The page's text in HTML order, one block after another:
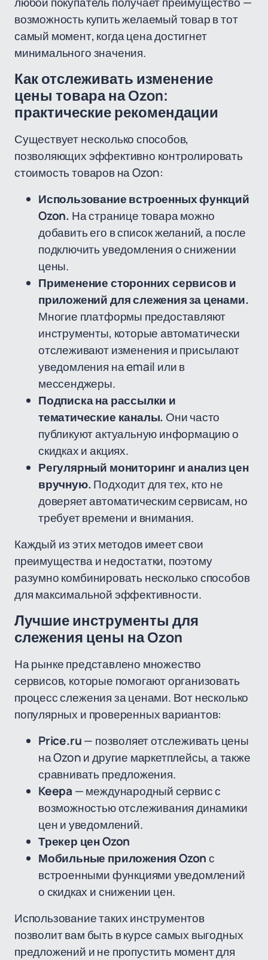
возможность купить желаемый товар в тот
самый момент, когда цена достигнет
минимального значения.
Как отслеживать изменение
цены товара на Ozon:
практические рекомендации
Существует несколько способов,
позволяющих эффективно контролировать
стоимость товаров на Ozon:
Использование встроенных функций
Ozon. На странице товара можно
добавить его в список желаний, а после
подключить уведомления о снижении
цены.
Применение сторонних сервисов и
приложений для слежения за ценами.
Многие платформы предоставляют
инструменты, которые автоматически
отслеживают изменения и присылают
уведомления на email или в
мессенджеры.
Подписка на рассылки и
тематические каналы. Они часто
публикуют актуальную информацию о
скидках и акциях.
Регулярный мониторинг и анализ цен
вручную. Подходит для тех, кто не
доверяет автоматическим сервисам, но
требует времени и внимания.
Каждый из этих методов имеет свои
преимущества и недостатки, поэтому
разумно комбинировать несколько способов
для максимальной эффективности.
Лучшие инструменты для
слежения цены на Ozon
На рынке представлено множество
сервисов, которые помогают организовать
процесс слежения за ценами. Вот несколько
популярных и проверенных вариантов:
Price.ru— позволяет отслеживать цены
на Ozon и другие маркетплейсы, а также
сравнивать предложения.
Keepa — международный сервис с
возможностью отслеживания динамики
цен и уведомлений.
Трекер цен Ozon
Мобильные приложения Ozonс
встроенными функциями уведомлений
о скидках и снижении цен.
Использование таких инструментов
позволит вам быть в курсе самых выгодных
предложений и не пропустить момент для